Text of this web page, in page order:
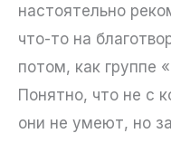
настоятельно
что-то на
потом, как группе
Понятно, что не с
они не умеют, но